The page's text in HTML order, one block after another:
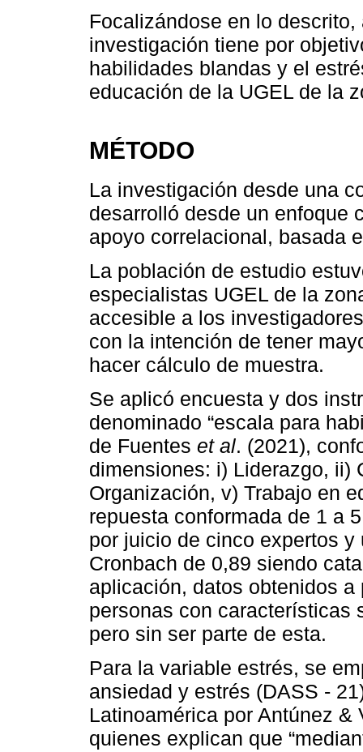
Focalizándose en lo
investigación tiene por
habilidades blandas y el
educación de la UGEL de la
MÉTODO
La investigación desde una
desarrolló desde un enfoque
apoyo correlacional, basada
La población de estudio
especialistas UGEL de la
accesible a los
con la intención de tener
hacer cálculo de muestra.
Se aplicó encuesta y dos
denominado “escala para
de Fuentes et al. (2021),
dimensiones: i) Liderazgo, ii)
Organización, v) Trabajo en
repuesta conformada de 1 a
por juicio de cinco expertos
Cronbach de 0,89 siendo
aplicación, datos obtenidos
personas con características
pero sin ser parte de esta.
Para la variable estrés, se
ansiedad y estrés (DASS -
Latinoamérica por Antúnez
quienes explican que